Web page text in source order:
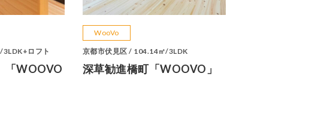
ロフト
WOOVO
WooVo
京都市伏見区 / 104.14㎡/3LDK
深草勧進橋町「WOOVO」